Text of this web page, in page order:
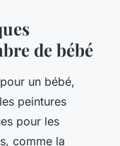
de bébé
un bébé,
peintures
pour les
comme la